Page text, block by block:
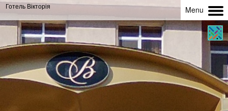
Menu
Готель Вікторія